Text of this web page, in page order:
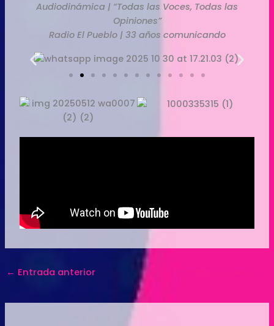
Audiodinámica | “Todas las Voces, Todas las
Opiniones”
Radio El Pueblo | 33 años comunicando
← Entrada anterior